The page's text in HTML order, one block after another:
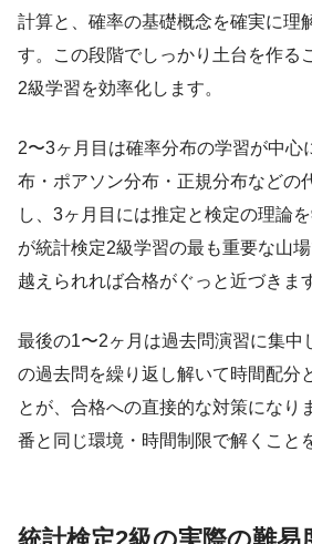
計算と、確率の基礎概念を確実に理
す。この段階でしっかり土台を作る
2級学習を効率化します。
2〜3ヶ月目は確率分布の学習が中心
布・ポアソン分布・正規分布などの
し、3ヶ月目には推定と検定の理論
が統計検定2級学習の最も重要な山
越えられれば合格がぐっと近づきま
最後の1〜2ヶ月は過去問演習に集中
の過去問を繰り返し解いて時間配分
とが、合格への直接的な対策になり
番と同じ環境・時間制限で解くこと